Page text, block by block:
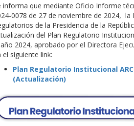
informa que mediante Oficio Informe
0078 de 27 de noviembre de 2024, la
de la Presidencia de la
del Plan Regulatorio
2024, aprobado por el Directora
el siguiente link:
Plan Regulatorio Institucional
(Actualización)